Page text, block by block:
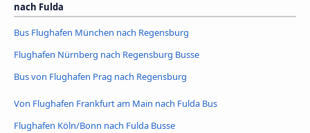
nach Fulda
Bus Flughafen München nach Regensburg
Flughafen Nürnberg nach Regensburg Busse
Bus von Flughafen Prag nach Regensburg
Von Flughafen Frankfurt am Main nach Fulda Bus
Flughafen Köln/Bonn nach Fulda Busse